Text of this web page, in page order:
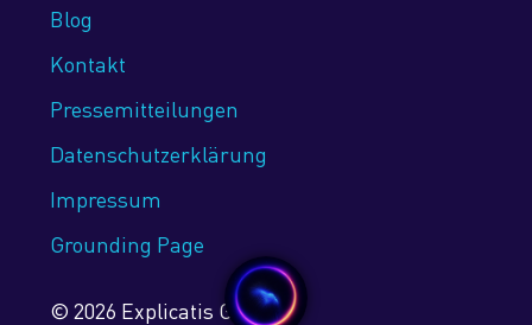
Blog
Kontakt
Pressemitteilungen
Datenschutz­erklärung
Impressum
Grounding Page
© 2026 Explicatis GmbH